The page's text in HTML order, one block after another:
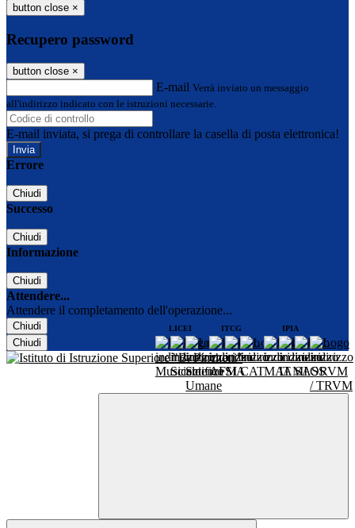
button close ×
Recupero password
button close ×
E-mail Verrà inviato un messaggio
all'indirizzo indicato con le istruzioni necessarie.
E-mail inviata, si prega di controllare la casella di posta elettronica!
Errore
Chiudi
Successo
Chiudi
Informazione
Chiudi
Attendere...
Attendere il completamento dell'operazione...
Chiudi
Chiudi
LICEI ITCG IPIA